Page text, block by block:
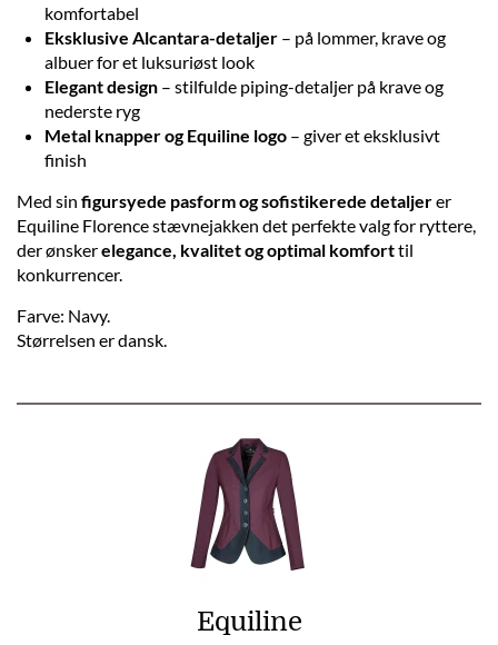
komfortabel
Eksklusive Alcantara-detaljer – på lommer, krave og
albuer for et luksuriøst look
Elegant design – stilfulde piping-detaljer på krave og
nederste ryg
Metal knapper og Equiline logo – giver et eksklusivt
finish
Med sin figursyede pasform og sofistikerede detaljerer
Equiline Florence stævnejakken det perfekte valg for ryttere,
der ønskerelegance, kvalitet og optimal komforttil
konkurrencer.
Farve: Navy.
Størrelsen er dansk.
Equiline